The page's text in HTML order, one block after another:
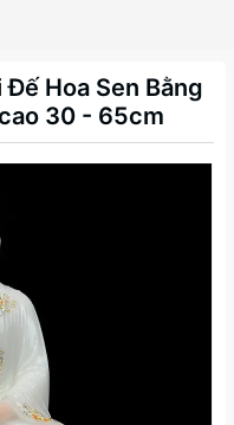
Hoa Sen Bằng
30 - 65cm